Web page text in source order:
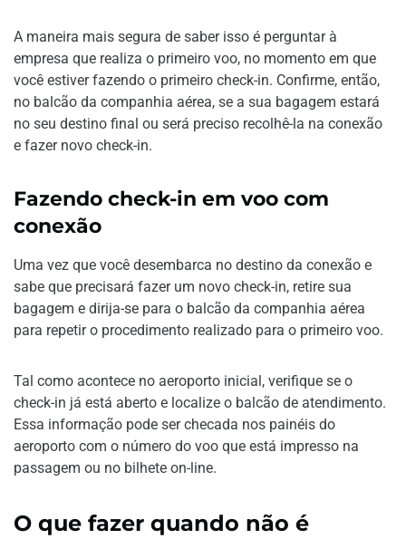
A maneira mais segura de saber isso é perguntar à
empresa que realiza o primeiro voo, no momento em que
você estiver fazendo o primeiro check-in. Confirme, então,
no balcão da companhia aérea, se a sua bagagem estará
no seu destino final ou será preciso recolhê-la na conexão
e fazer novo check-in.
Fazendo check-in em voo com
conexão
Uma vez que você desembarca no destino da conexão e
sabe que precisará fazer um novo check-in, retire sua
bagagem e dirija-se para o balcão da companhia aérea
para repetir o procedimento realizado para o primeiro voo.
Tal como acontece no aeroporto inicial, verifique se o
check-in já está aberto e localize o balcão de atendimento.
Essa informação pode ser checada nos painéis do
aeroporto com o número do voo que está impresso na
passagem ou no bilhete on-line.
O que fazer quando não é